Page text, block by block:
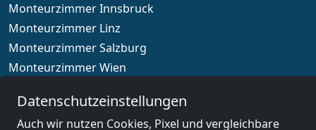
Monteurzimmer Innsbruck
Monteurzimmer Linz
Monteurzimmer Salzburg
Monteurzimmer Wien
Datenschutzeinstellungen
Auch wir nutzen Cookies, Pixel und vergleichbare